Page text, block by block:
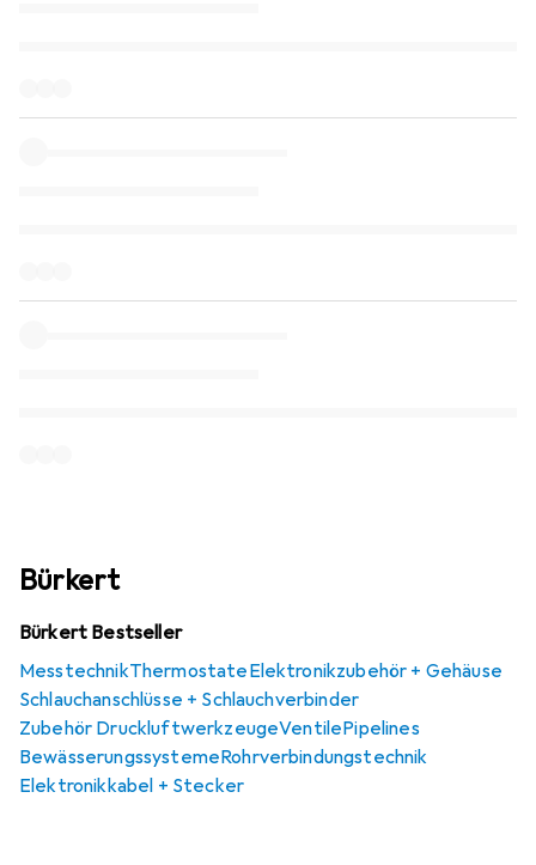
Bürkert
Bürkert Bestseller
MesstechnikThermostateElektronikzubehör + Gehäuse
Schlauchanschlüsse + Schlauchverbinder
Zubehör DruckluftwerkzeugeVentilePipelines
BewässerungssystemeRohrverbindungstechnik
Elektronikkabel + Stecker